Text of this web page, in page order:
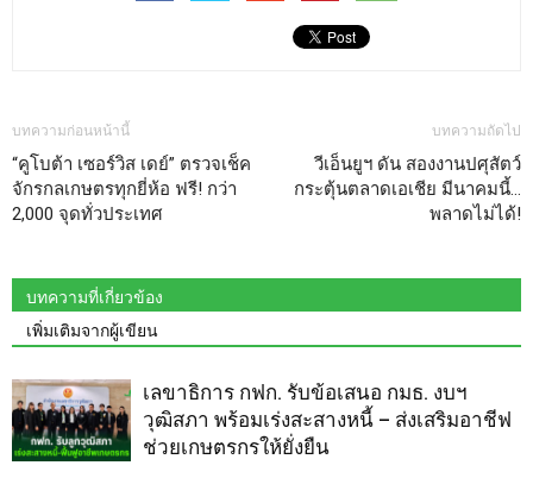
บทความก่อนหน้านี้
“คูโบต้า เซอร์วิส เดย์” ตรวจเช็ค
จักรกลเกษตรทุกยี่ห้อ ฟรี! กว่า
2,000 จุดทั่วประเทศ
บทความถัดไป
วีเอ็นยูฯ ดัน สองงานปศุสัตว์
กระตุ้นตลาดเอเชีย มีนาคมนี้…
พลาดไม่ได้!
บทความที่เกี่ยวข้อง
เพิ่มเติมจากผู้เขียน
เลขาธิการ กฟก. รับข้อเสนอ กมธ. งบฯ
วุฒิสภา พร้อมเร่งสะสางหนี้ – ส่งเสริมอาชีฟ
ช่วยเกษตรกรให้ยั่งยืน